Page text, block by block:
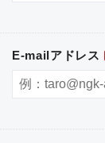
E-mailアドレス